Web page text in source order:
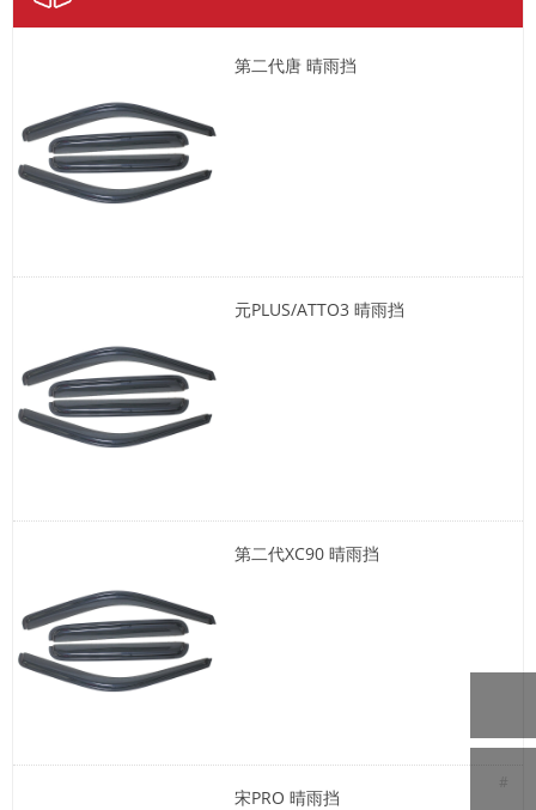
#
第二代唐 晴雨挡
元PLUS/ATTO3 晴雨挡
第二代XC90 晴雨挡
宋PRO 晴雨挡